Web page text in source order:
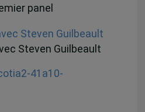
panel
Steven Guilbeault